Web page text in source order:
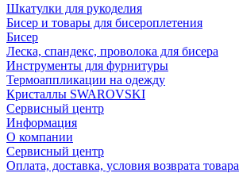
Шкатулки для рукоделия
Бисер и товары для бисероплетения
Бисер
Леска, спандекс, проволока для бисера
Инструменты для фурнитуры
Термоаппликации на одежду
Кристаллы SWAROVSKI
Сервисный центр
Информация
О компании
Сервисный центр
Оплата, доставка, условия возврата товара